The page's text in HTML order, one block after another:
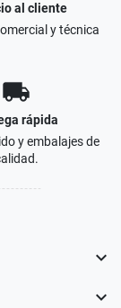
al cliente
y técnica
local_shipping
rápida
y embalajes de

